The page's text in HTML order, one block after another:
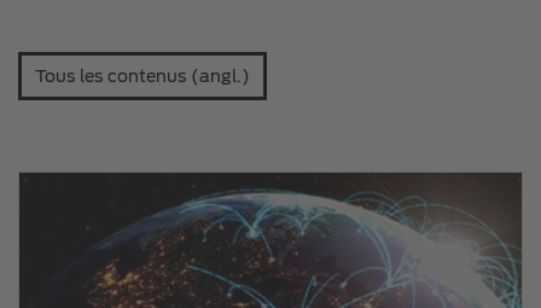
Tous les contenus (angl.)